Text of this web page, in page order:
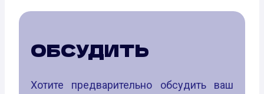
ОБСУДИТЬ
Хотите предварительно обсудить ваш